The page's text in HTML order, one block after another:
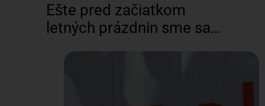
Ešte pred začiatkom
letných prázdnin sme sa
Štefánika v Bratislave,